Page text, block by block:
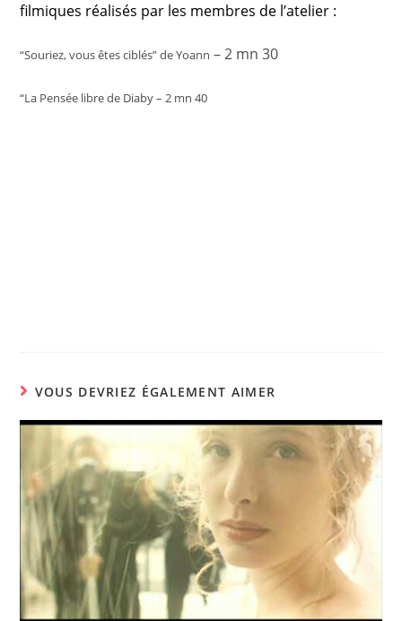
filmiques réalisés par les membres de l’atelier :
“Souriez, vous êtes ciblés” de Yoann – 2 mn 30
“La Pensée libre de Diaby – 2 mn 40
VOUS DEVRIEZ ÉGALEMENT AIMER